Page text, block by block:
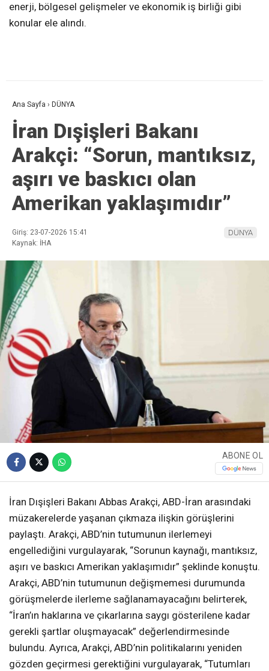
enerji, bölgesel gelişmeler ve ekonomik iş birliği gibi
konular ele alındı.
Ana Sayfa › DÜNYA
İran Dışişleri Bakanı
Arakçi: “Sorun, mantıksız,
aşırı ve baskıcı olan
Amerikan yaklaşımıdır”
Giriş: 23-07-2026 15:41
Kaynak: İHA
DÜNYA
ABONE OL
İran Dışişleri Bakanı Abbas Arakçi, ABD-İran arasındaki
müzakerelerde yaşanan çıkmaza ilişkin görüşlerini
paylaştı. Arakçi, ABD’nin tutumunun ilerlemeyi
engellediğini vurgulayarak, “Sorunun kaynağı, mantıksız,
aşırı ve baskıcı Amerikan yaklaşımıdır” şeklinde konuştu.
Arakçi, ABD’nin tutumunun değişmemesi durumunda
görüşmelerde ilerleme sağlanamayacağını belirterek,
“İran’ın haklarına ve çıkarlarına saygı gösterilene kadar
gerekli şartlar oluşmayacak” değerlendirmesinde
bulundu. Ayrıca, Arakçi, ABD’nin politikalarını yeniden
gözden geçirmesi gerektiğini vurgulayarak, “Tutumları